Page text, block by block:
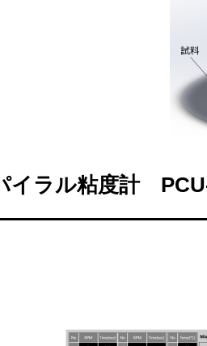
イラル粘度計